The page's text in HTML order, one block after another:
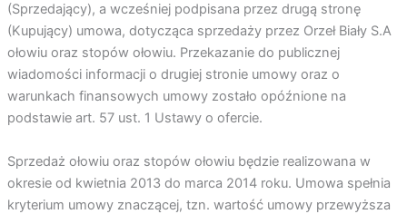
(Sprzedający), a wcześniej podpisana przez drugą stronę
(Kupujący) umowa, dotycząca sprzedaży przez Orzeł Biały S.A
ołowiu oraz stopów ołowiu. Przekazanie do publicznej
wiadomości informacji o drugiej stronie umowy oraz o
warunkach finansowych umowy zostało opóźnione na
podstawie art. 57 ust. 1 Ustawy o ofercie.
Sprzedaż ołowiu oraz stopów ołowiu będzie realizowana w
okresie od kwietnia 2013 do marca 2014 roku. Umowa spełnia
kryterium umowy znaczącej, tzn. wartość umowy przewyższa